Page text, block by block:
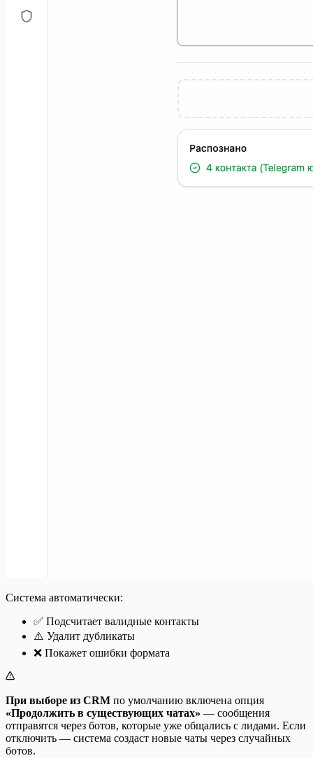
Система автоматически:
✅ Подсчитает валидные контакты
⚠️ Удалит дубликаты
❌ Покажет ошибки формата
При выборе из CRM по умолчанию включена опция
«Продолжить в существующих чатах» — сообщения
отправятся через ботов, которые уже общались с лидами. Если
отключить — система создаст новые чаты через случайных
ботов.